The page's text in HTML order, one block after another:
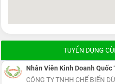
TUYỂN DỤNG
Nhân Viên Kinh Doanh Quốc
CÔNG TY TNHH CHẾ BIẾN